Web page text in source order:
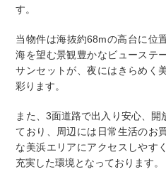
す。
当物件は海抜約68mの高台に位
海を望む景観豊かなビューステ
サンセットが、夜にはきらめく
彩ります。
また、3面道路で出入り安心、
ており、周辺には日常生活のお
な美浜エリアにアクセスしやす
充実した環境となっております。